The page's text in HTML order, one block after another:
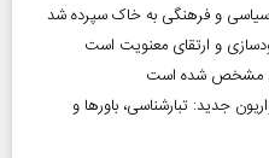
سیاسی و فرهنگی به خاک سپرده شد
و ارتقای معنویت است
مشخص شده است
جدید: تبارشناسی، باور‌ها و